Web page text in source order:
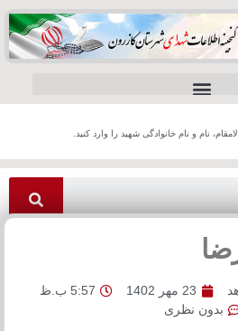
نام و نام خانوادگی شهید را وارد کنید.
23 مهر 1402
5:57 ب.ظ
بدون نظری